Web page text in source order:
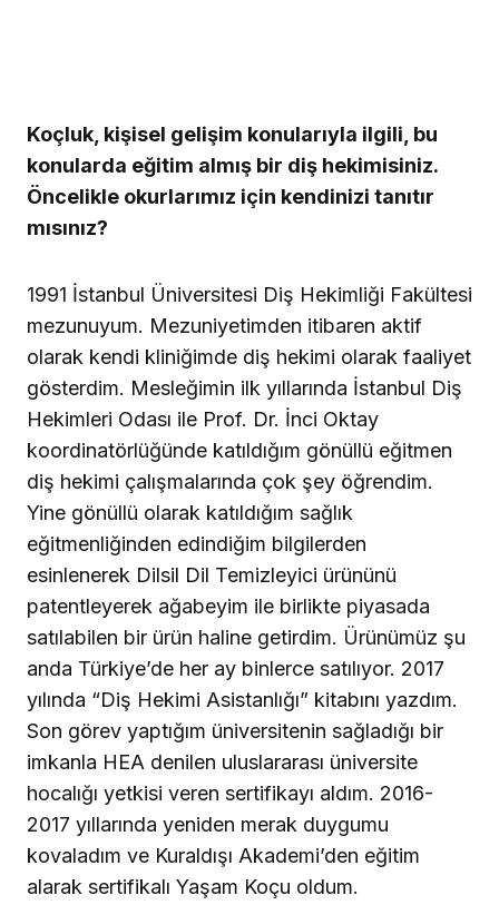
Koçluk, kişisel gelişim konularıyla ilgili, bu
konularda eğitim almış bir diş hekimisiniz.
Öncelikle okurlarımız için kendinizi tanıtır
mısınız?
1991 İstanbul Üniversitesi Diş Hekimliği Fakültesi
mezunuyum. Mezuniyetimden itibaren aktif
olarak kendi kliniğimde diş hekimi olarak faaliyet
gösterdim. Mesleğimin ilk yıllarında İstanbul Diş
Hekimleri Odası ile Prof. Dr. İnci Oktay
koordinatörlüğünde katıldığım gönüllü eğitmen
diş hekimi çalışmalarında çok şey öğrendim.
Yine gönüllü olarak katıldığım sağlık
eğitmenliğinden edindiğim bilgilerden
esinlenerek Dilsil Dil Temizleyici ürününü
patentleyerek ağabeyim ile birlikte piyasada
satılabilen bir ürün haline getirdim. Ürünümüz şu
anda Türkiye’de her ay binlerce satılıyor. 2017
yılında “Diş Hekimi Asistanlığı” kitabını yazdım.
Son görev yaptığım üniversitenin sağladığı bir
imkanla HEA denilen uluslararası üniversite
hocalığı yetkisi veren sertifikayı aldım. 2016-
2017 yıllarında yeniden merak duygumu
kovaladım ve Kuraldışı Akademi’den eğitim
alarak sertifikalı Yaşam Koçu oldum.